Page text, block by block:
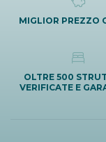
MIGLIOR PREZZO
OLTRE 500
VERIFICATE E